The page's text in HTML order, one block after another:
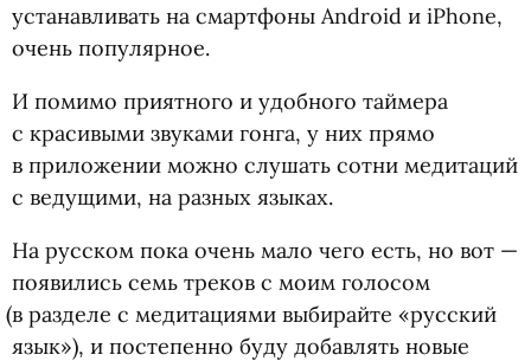
устанавливать на смартфоны Android и iPhone,
очень популярное.
И помимо приятного и удобного таймера
с красивыми звуками гонга, у них прямо
в приложении можно слушать сотни медитаций
с ведущими, на разных языках.
На русском пока очень мало чего есть, но вот —
появились семь треков с моим голосом
(в разделе с медитациями выбирайте «русский
язык»), и постепенно буду добавлять новые